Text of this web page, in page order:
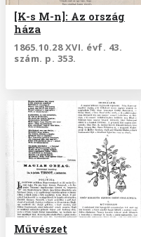
[K-s M-n]: Az ország
háza
1865.10.28 XVI. évf. 43.
szám. p. 353.
Művészet